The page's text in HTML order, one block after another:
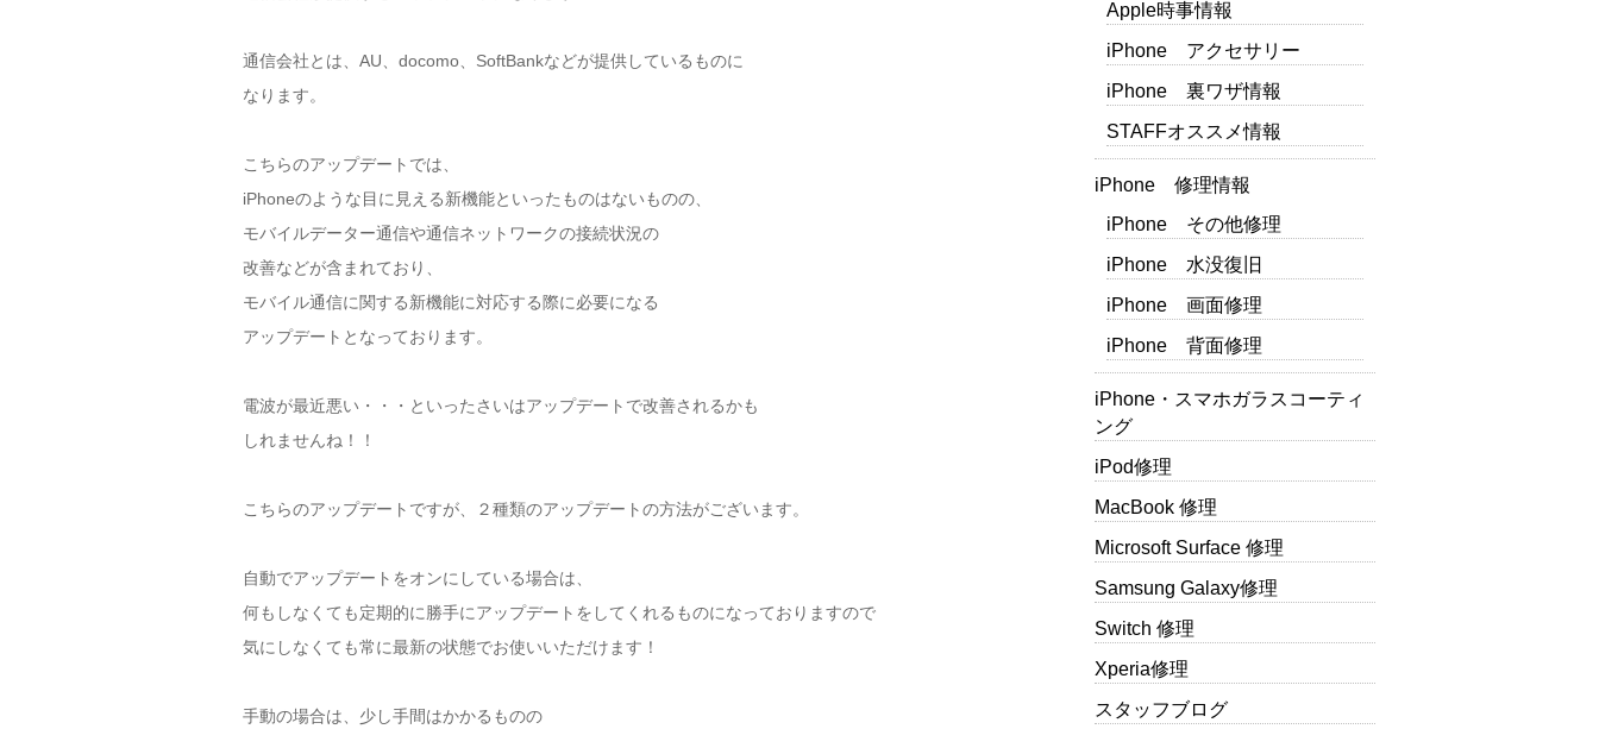
通信会社とは、AU、docomo、SoftBankなどが提供しているものに
なります。
こちらのアップデートでは、
iPhoneのような目に見える新機能といったものはないものの、
モバイルデーター通信や通信ネットワークの接続状況の
改善などが含まれており、
モバイル通信に関する新機能に対応する際に必要になる
アップデートとなっております。
電波が最近悪い・・・といったさいはアップデートで改善されるかも
しれませんね！！
こちらのアップデートですが、２種類のアップデートの方法がございます。
自動でアップデートをオンにしている場合は、
何もしなくても定期的に勝手にアップデートをしてくれるものになっておりますので
気にしなくても常に最新の状態でお使いいただけます！
手動の場合は、少し手間はかかるものの
Apple時事情報
iPhone アクセサリー
iPhone 裏ワザ情報
STAFFオススメ情報
iPhone 修理情報
iPhone その他修理
iPhone 水没復旧
iPhone 画面修理
iPhone 背面修理
iPhone・スマホガラスコーティ
ング
iPod修理
MacBook 修理
Microsoft Surface 修理
Samsung Galaxy修理
Switch 修理
Xperia修理
スタッフブログ